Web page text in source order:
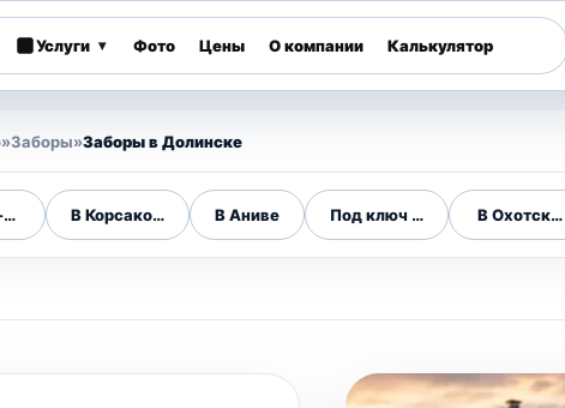
Услуги ▾ Фото Цены О компании Калькулятор
»Заборы»Заборы в Долинске
В Корсакове В Аниве Под ключ по областиВ Охотском